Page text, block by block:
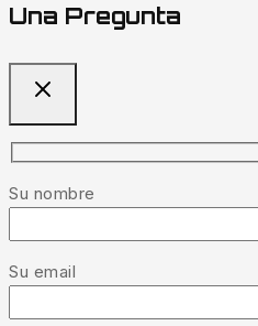
Una Pregunta
Su nombre
Su email